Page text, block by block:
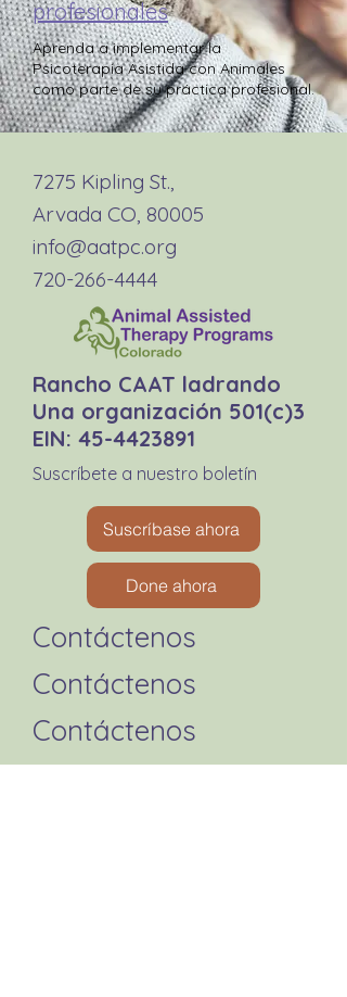
profesionales
Aprenda a implementar la
Psicoterapia Asistida con Animales
como parte de su práctica profesional.
7275 Kipling St.,
Arvada CO, 80005
info@aatpc.org
720-266-4444
Rancho CAAT ladrando
Una organización 501(c)3
EIN: 45-4423891
Suscríbete a nuestro boletín
Suscríbase ahora
Done ahora
Contáctenos
Contáctenos
Contáctenos
Contáctenos